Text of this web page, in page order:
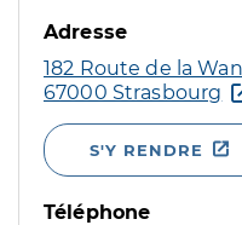
Adresse
182 Route de la
67000 Strasbourg
S'Y RENDRE
Téléphone